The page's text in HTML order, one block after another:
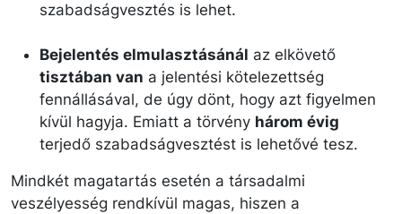
szabadságvesztés is lehet.
Bejelentés elmulasztásánál az elkövető
tisztában van a jelentési kötelezettség
fennállásával, de úgy dönt, hogy azt figyelmen
kívül hagyja. Emiatt a törvény három évig
terjedő szabadságvesztést is lehetővé tesz.
Mindkét magatartás esetén a társadalmi
veszélyesség rendkívül magas, hiszen a